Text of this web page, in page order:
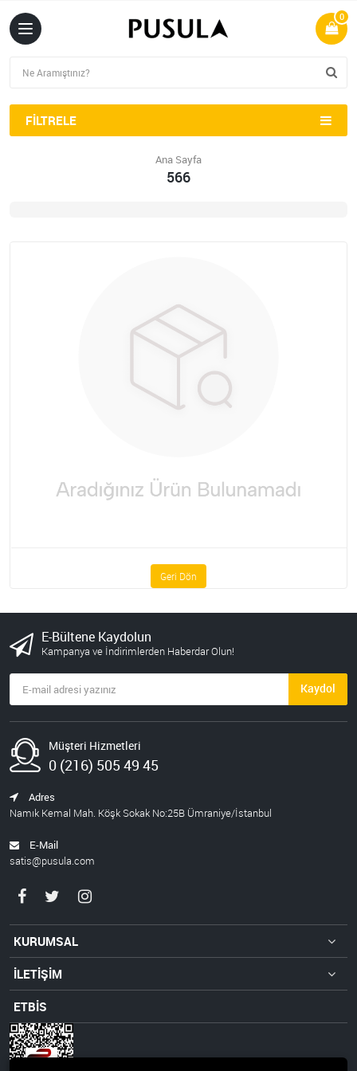
0
FILTRELE
Ana Sayfa
566
Geri Dön
E-Bültene Kaydolun
Kampanya ve İndirimlerden Haberdar Olun!
Kaydol
Müşteri Hizmetleri
0 (216) 505 49 45
Adres
Namık Kemal Mah. Köşk Sokak No:25B Ümraniye/İstanbul
E-Mail
satis@pusula.com
KURUMSAL
İLETİŞİM
ETBİS